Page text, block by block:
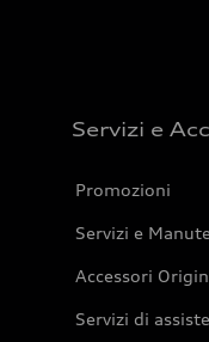
Servizi e
Promozioni
Servizi e
Accessori
Servizi di